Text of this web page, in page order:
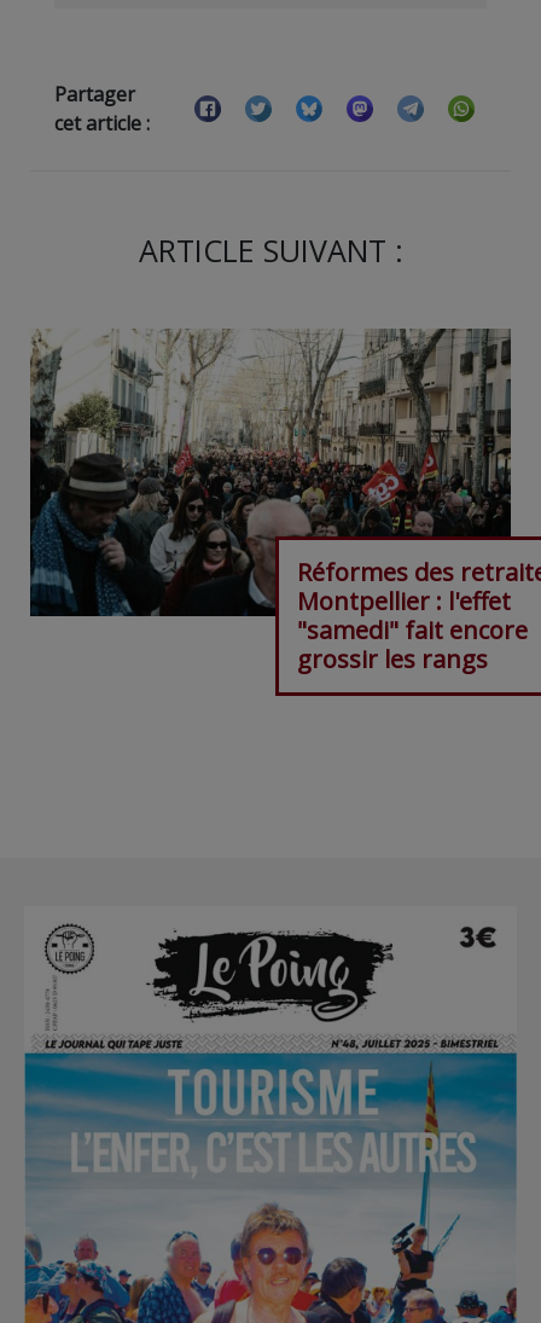
Partager
cet article :
ARTICLE SUIVANT :
Réformes des
Montpellier : l'effet
"samedi" fait encore
grossir les rangs